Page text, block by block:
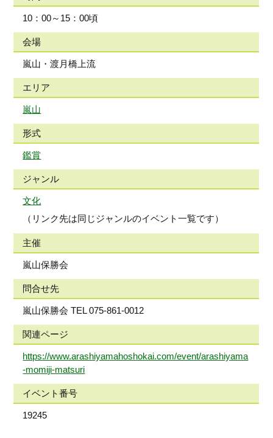
10：00～15：00頃
会場
嵐山・渡月橋上流
エリア
嵐山
形式
鑑賞
ジャンル
文化
（リンク先は同じジャンルのイベント一覧です）
主催
嵐山保勝会
問合せ先
嵐山保勝会 TEL 075-861-0012
関連ページ
https://www.arashiyamahoshokai.com/event/arashiyama
-momiji-matsuri
イベント番号
19245